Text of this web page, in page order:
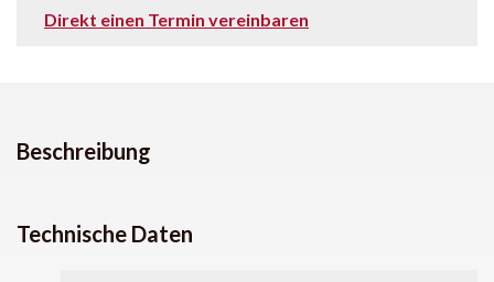
Direkt einen Termin vereinbaren
Beschreibung
Technische Daten